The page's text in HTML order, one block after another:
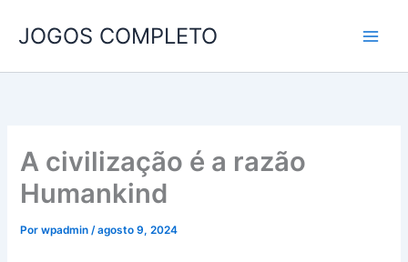
para
conteúdo
JOGOS COMPLETO
A civilização é a razão
Humankind
Porwpadmin/agosto 9, 2024